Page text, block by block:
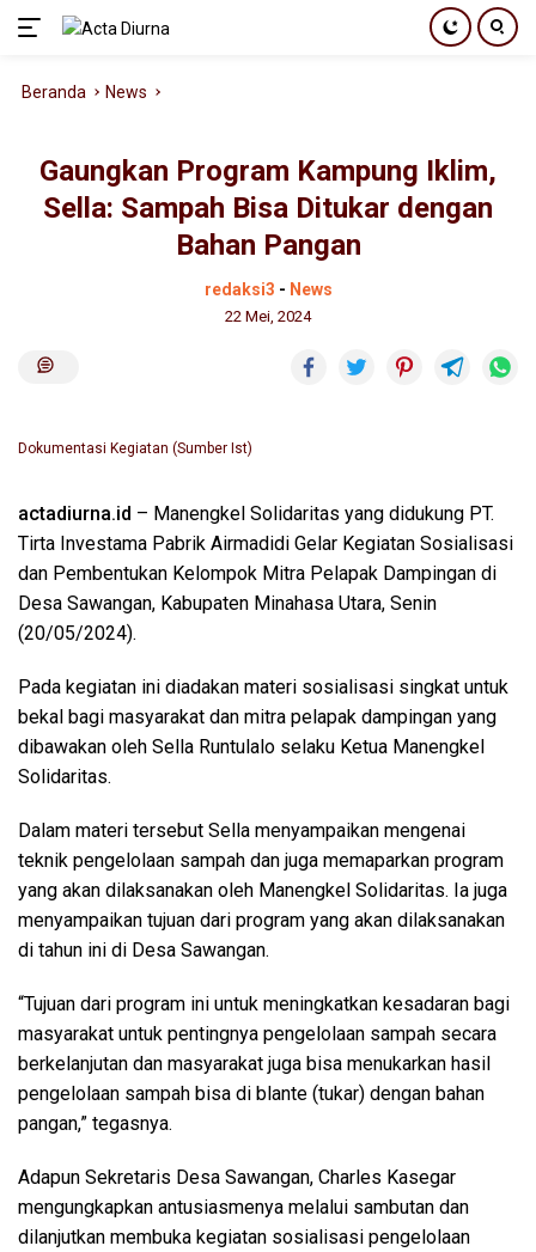
Beranda News
Gaungkan Program Kampung Iklim,
Sella: Sampah Bisa Ditukar dengan
Bahan Pangan
redaksi3 - News
22 Mei, 2024
Dokumentasi Kegiatan (Sumber Ist)
actadiurna.id – Manengkel Solidaritas yang didukung PT.
Tirta Investama Pabrik Airmadidi Gelar Kegiatan Sosialisasi
dan Pembentukan Kelompok Mitra Pelapak Dampingan di
Desa Sawangan, Kabupaten Minahasa Utara, Senin
(20/05/2024).
Pada kegiatan ini diadakan materi sosialisasi singkat untuk
bekal bagi masyarakat dan mitra pelapak dampingan yang
dibawakan oleh Sella Runtulalo selaku Ketua Manengkel
Solidaritas.
Dalam materi tersebut Sella menyampaikan mengenai
teknik pengelolaan sampah dan juga memaparkan program
yang akan dilaksanakan oleh Manengkel Solidaritas. Ia juga
menyampaikan tujuan dari program yang akan dilaksanakan
di tahun ini di Desa Sawangan.
“Tujuan dari program ini untuk meningkatkan kesadaran bagi
masyarakat untuk pentingnya pengelolaan sampah secara
berkelanjutan dan masyarakat juga bisa menukarkan hasil
pengelolaan sampah bisa di blante (tukar) dengan bahan
pangan,” tegasnya.
Adapun Sekretaris Desa Sawangan, Charles Kasegar
mengungkapkan antusiasmenya melalui sambutan dan
dilanjutkan membuka kegiatan sosialisasi pengelolaan